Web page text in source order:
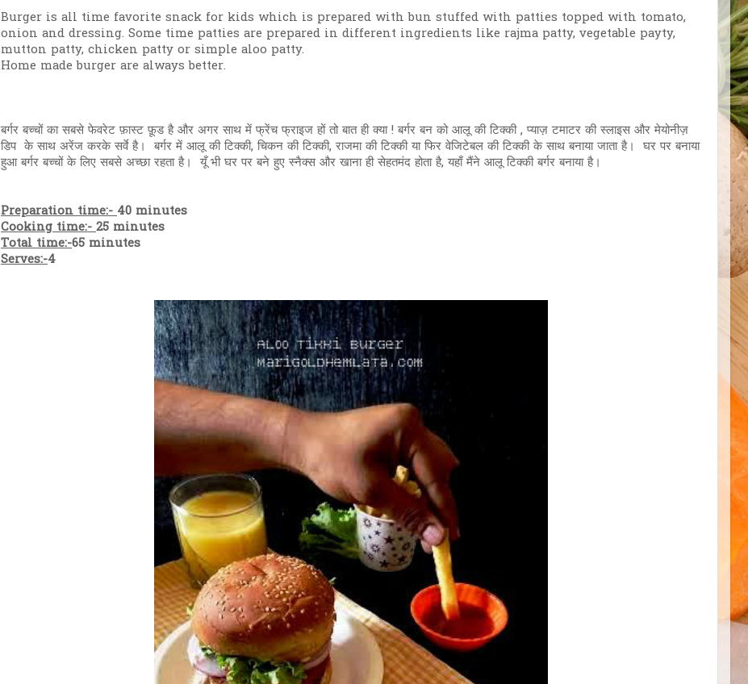
Burger is all time favorite snack for kids which is prepared with bun stuffed with patties topped with tomato,
onion and dressing. Some time patties are prepared in different ingredients like rajma patty, vegetable payty,
mutton patty, chicken patty or simple aloo patty.
Home made burger are always better.
बर्गर बच्चों का सबसे फेवरेट फ़ास्ट फ़ूड है और अगर साथ में फ्रेंच फ्राइज हों तो बात ही क्या ! बर्गर बन को आलू की टिक्की , प्याज़ टमाटर की स्लाइस और मेयोनीज़
डिप के साथ अरेंज करके सर्वे है। बर्गर में आलू की टिक्की, चिकन की टिक्की, राजमा की टिक्की या फिर वेजिटेबल की टिक्की के साथ बनाया जाता है। घर पर बनाया
हुआ बर्गर बच्चों के लिए सबसे अच्छा रहता है। यूँ भी घर पर बने हुए स्नैक्स और खाना ही सेहतमंद होता है, यहाँ मैंने आलू टिक्की बर्गर बनाया है।
Preparation time:-40 minutes
Cooking time:-25 minutes
Total time:-65 minutes
Serves:-4